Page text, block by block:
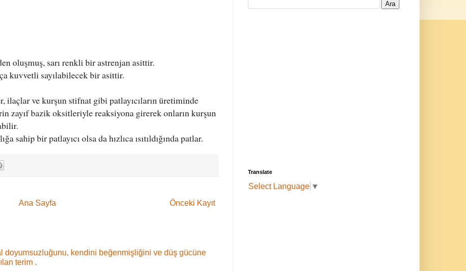
oluşmuş, sarı renkli bir astrenjan asittir.
kuvvetli sayılabilecek bir asittir.
ilaçlar ve kurşun stifnat gibi patlayıcıların üretiminde
zayıf bazik oksitleriyle reaksiyona girerek onların kurşun
sahip bir patlayıcı olsa da hızlıca ısıtıldığında patlar.
Önceki Kayıt
Ana Sayfa
doyumsuzluğunu, kendini beğenmişliğini ve düş gücüne
terim .
Translate
Select Language ▼